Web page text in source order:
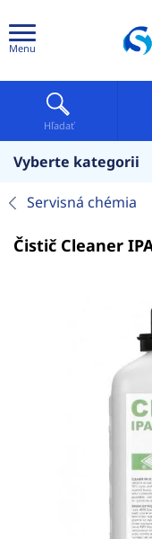
Menu
Hľadať
Vyberte kategorii
Servisná chémia
Čistič Cleaner